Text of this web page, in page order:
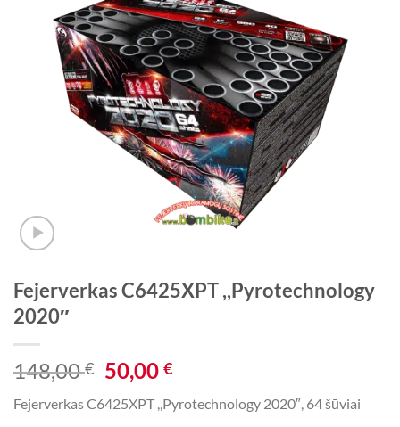
Fejerverkas C6425XPT ,,Pyrotechnology
2020″
148,00€ Original
price
was:
50,00€Current
is:
Fejerverkas C6425XPT ,,Pyrotechnology 2020″, 64 šūviai